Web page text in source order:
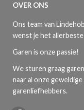
OVER ONS
Ons team van
wenst je het allerbeste
Garen is onze passie!
We sturen graag garen
naar al onze geweldige
garenliefhebbers.